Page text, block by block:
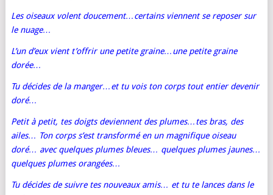
Les oiseaux volent doucement…certains viennent se reposer sur
le nuage…
L’un d’eux vient t’offrir une petite graine…une petite graine
dorée…
Tu décides de la manger…et tu vois ton corps tout entier devenir
doré…
Petit à petit, tes doigts deviennent des plumes…tes bras, des
ailes… Ton corps s’est transformé en un magnifique oiseau
doré… avec quelques plumes bleues… quelques plumes jaunes…
quelques plumes orangées…
Tu décides de suivre tes nouveaux amis… et tu te lances dans le